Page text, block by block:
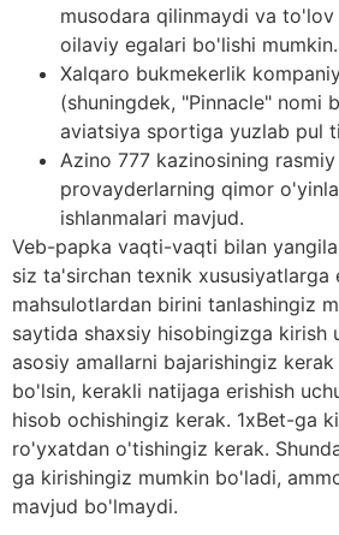
musodara qilinmaydi va
oilaviy egalari bo'lishi mumkin.
Xalqaro bukmekerlik
(shuningdek, "Pinnacle" nomi
aviatsiya sportiga yuzlab pul
Azino 777 kazinosining
provayderlarning qimor
ishlanmalari mavjud.
Veb-papka vaqti-vaqti bilan
siz ta'sirchan texnik xususiyatlarga
mahsulotlardan birini tanlashingiz
saytida shaxsiy hisobingizga kirish
asosiy amallarni bajarishingiz
bo'lsin, kerakli natijaga erishish
hisob ochishingiz kerak. 1xBet-ga
ro'yxatdan o'tishingiz kerak.
ga kirishingiz mumkin bo'ladi,
mavjud bo'lmaydi.